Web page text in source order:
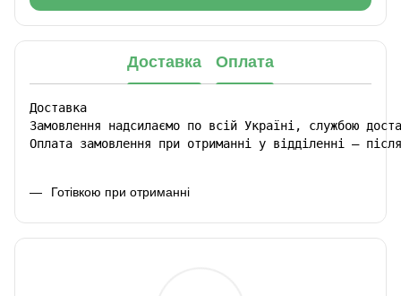
Доставка Оплата
Доставка
Замовлення надсилаємо по всій Україні, службою
Оплата замовлення при отриманні у відділенні –
Готівкою при отриманні